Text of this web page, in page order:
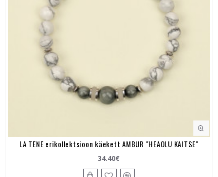
LA TENE erikollektsioon käekett AMBUR "HEAOLU KAITSE"
34.40€